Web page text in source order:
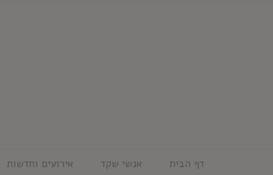
דף הבית אנשי שקד אירועים וחדשות